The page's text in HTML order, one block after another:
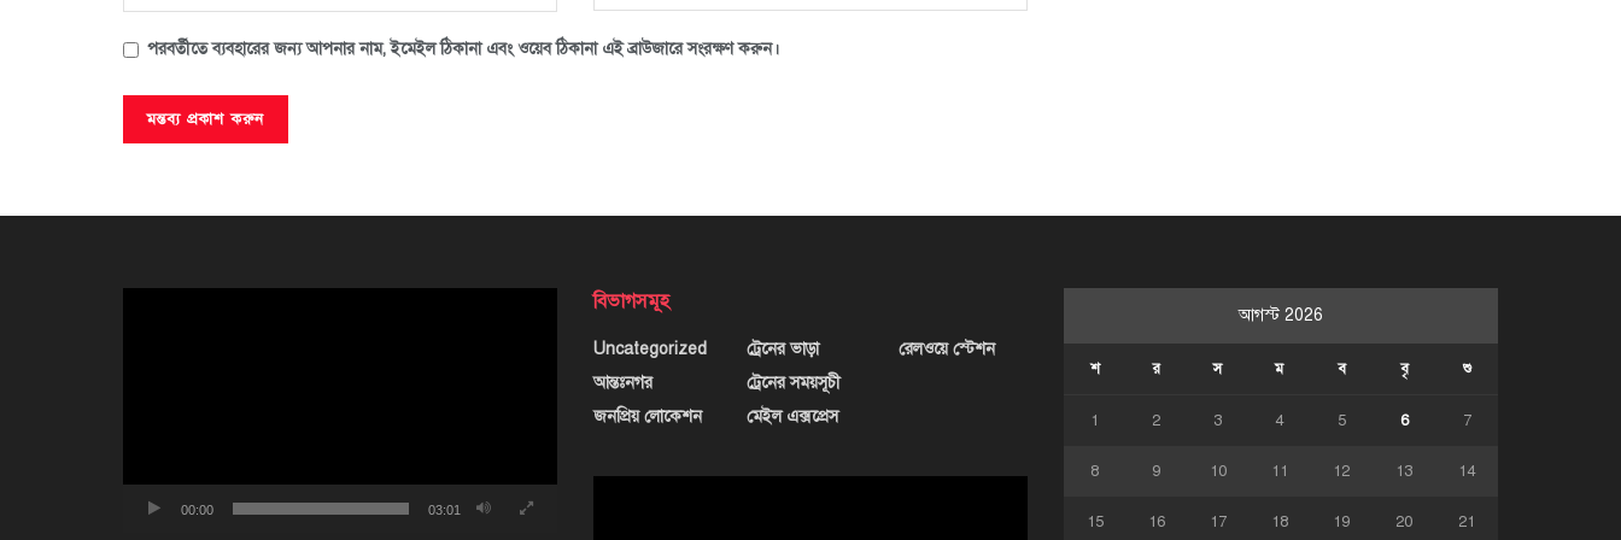
পরবর্তীতে ব্যবহারের জন্য আপনার নাম, ইমেইল ঠিকানা এবং ওয়েব ঠিকানা এই ব্রাউজারে সংরক্ষণ করুন।
00:00 03:01
বিভাগসমূহ
Uncategorized
আন্তঃনগর
জনপ্রিয় লোকেশন
ট্রেনের ভাড়া
ট্রেনের সময়সূচী
মেইল এক্সপ্রেস
রেলওয়ে স্টেশন
আগস্ট 2026
শ র স ম ব বৃ শু
1 2 3 4 5 6 7
8 9 10 11 12 13 14
15 16 17 18 19 20 21